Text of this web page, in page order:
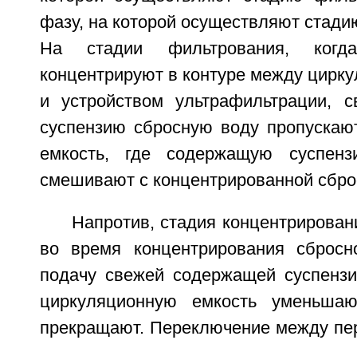
фазу, на которой осуществляют
На стадии фильтрования,
концентрируют в контуре между
и устройством ультрафильтрации,
суспензию сбросную воду
емкость, где содержащую
смешивают с концентрированной
Напротив, стадия
во время концентрирования
подачу свежей содержащей
циркуляционную емкость
прекращают. Переключение между